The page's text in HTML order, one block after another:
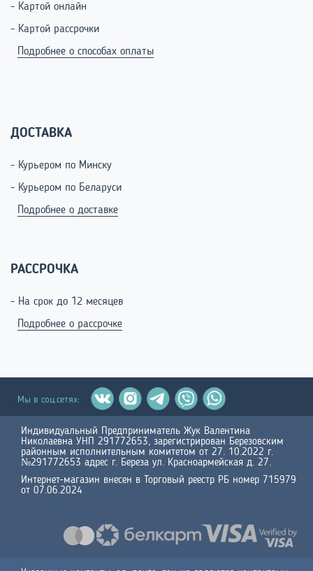
- Картой онлайн
- Картой рассрочки
Подробнее о способах оплаты
ДОСТАВКА
- Курьером по Минску
- Курьером по Беларуси
Подробнее о доставке
РАССРОЧКА
- На срок до 12 месяцев
Подробнее о рассрочке
Мы в соц.сетях:
Индивидуальный Предприниматель Жук Валентина
Николаевна УНП 291772653, зарегистрирован Березовским
районным исполнительным комитетом от 27. 10.2022 г.
№291772653 адрес г. Береза ул. Красноармейская д. 27.
Интернет-магазин внесен в Торговый реестр РБ номер 715979
от 07.06.2024